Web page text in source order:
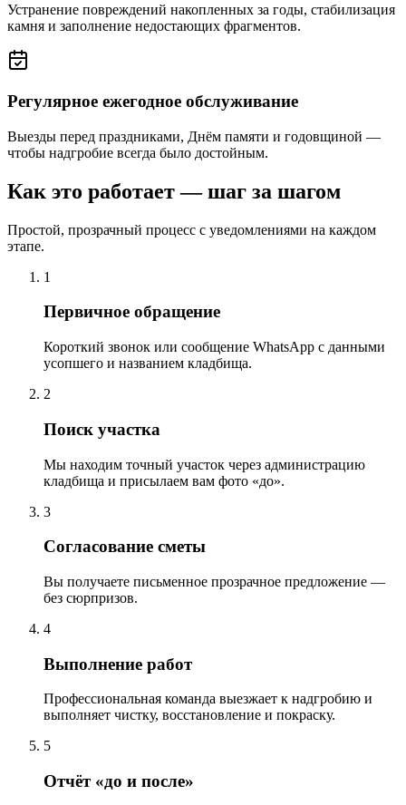
Устранение повреждений накопленных за годы, стабилизация
камня и заполнение недостающих фрагментов.
Регулярное ежегодное обслуживание
Выезды перед праздниками, Днём памяти и годовщиной —
чтобы надгробие всегда было достойным.
Как это работает — шаг за шагом
Простой, прозрачный процесс с уведомлениями на каждом
этапе.
1
Первичное обращение
Короткий звонок или сообщение WhatsApp с данными
усопшего и названием кладбища.
2
Поиск участка
Мы находим точный участок через администрацию
кладбища и присылаем вам фото «до».
3
Согласование сметы
Вы получаете письменное прозрачное предложение —
без сюрпризов.
4
Выполнение работ
Профессиональная команда выезжает к надгробию и
выполняет чистку, восстановление и покраску.
5
Отчёт «до и после»